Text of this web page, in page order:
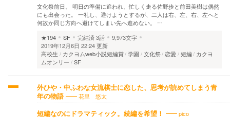
文化祭前日。 明日の準備に追われ、忙しく走る佐野歩と前田美樹は偶然
にも出会った。 一礼し、避けようとするが、二人は右、左、右、左へと
何故か同じ方向へ避けてしまい先へ進めない。 …
★194
SF 完結済3話
9,973文字
2019年12月6日 22:24 更新
高校生
カクヨムweb小説短編賞 学園 文化祭 恋愛 短編 カクヨ
ムオンリー
SF
外ひや・中ふわな女流棋士に恋した、思考が読めてしまう青
年の物語
花里 悠太
短編なのにドラマティック。続編を希望！ pico